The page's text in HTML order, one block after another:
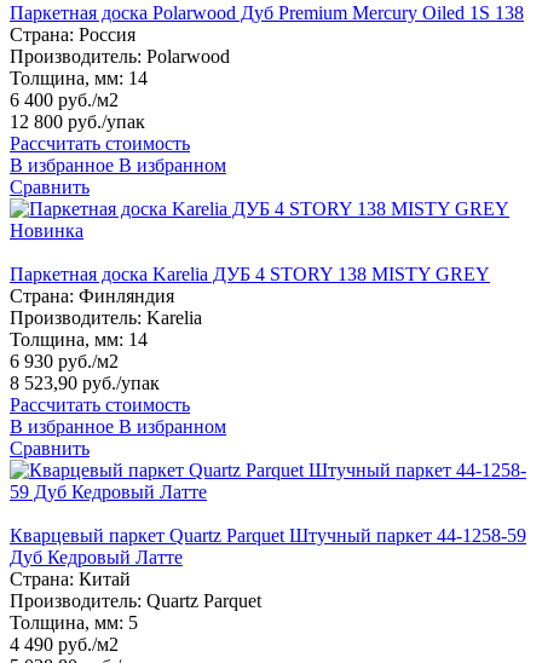
Паркетная доска Polarwood Дуб Premium Mercury Oiled 1S 138
Страна: Россия
Производитель: Polarwood
Толщина, мм: 14
6 400 руб./м2
12 800 руб./упак
Рассчитать стоимость
В избранное В избранном
Сравнить
Новинка
Паркетная доска Karelia ДУБ 4 STORY 138 MISTY GREY
Страна: Финляндия
Производитель: Karelia
Толщина, мм: 14
6 930 руб./м2
8 523,90 руб./упак
Рассчитать стоимость
В избранное В избранном
Сравнить
Кварцевый паркет Quartz Parquet Штучный паркет 44-1258-59
Дуб Кедровый Латте
Страна: Китай
Производитель: Quartz Parquet
Толщина, мм: 5
4 490 руб./м2